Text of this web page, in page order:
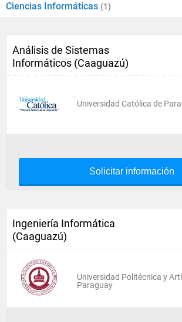
Ciencias Informáticas (1)
Análisis de Sistemas
Informáticos (Caaguazú)
Universidad Católica de
Solicitar información
Ingeniería Informática
(Caaguazú)
Universidad Politécnica y
Paraguay